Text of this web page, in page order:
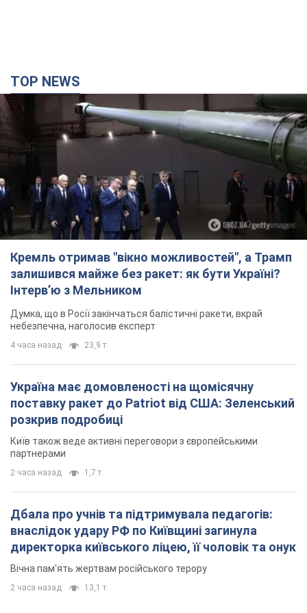
TOP NEWS
Кремль отримав "вікно можливостей", а Трамп
залишився майже без ракет: як бути Україні?
Інтерв’ю з Мельником
Думка, що в Росії закінчаться балістичні ракети, вкрай
небезпечна, наголосив експерт
4 часа назад 23,9 т.
Україна має домовленості на щомісячну
поставку ракет до Patriot від США: Зеленський
розкрив подробиці
Київ також веде активні переговори з європейськими
партнерами
2 часа назад 1,7 т.
Дбала про учнів та підтримувала педагогів:
внаслідок удару РФ по Київщині загинула
директорка київського ліцею, її чоловік та онук
Вічна пам'ять жертвам російського терору
2 часа назад 13,1 т.